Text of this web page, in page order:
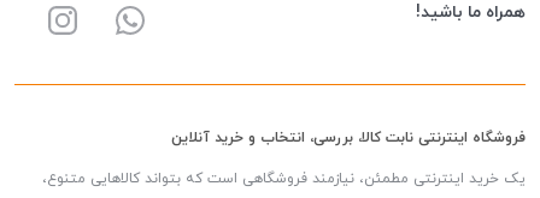
همراه ما باشید!
فروشگاه اینترنتی نابت کالا، بررسی، انتخاب و خرید آنلاین
یک خرید اینترنتی مطمئن، نیازمند فروشگاهی است که بتواند کالاهایی متنوع،